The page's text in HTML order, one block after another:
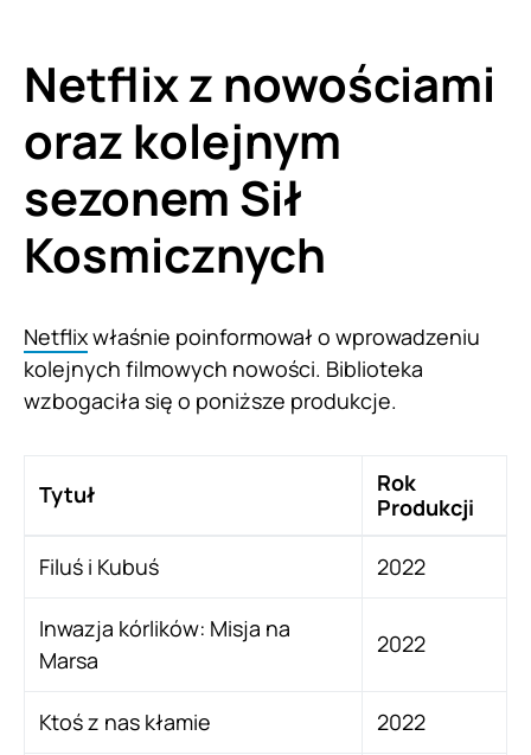
Netflix z nowościami
oraz kolejnym
sezonem Sił
Kosmicznych
Netflixwłaśnie poinformował o wprowadzeniu
kolejnych filmowych nowości. Biblioteka
wzbogaciła się o poniższe produkcje.
Tytuł
Rok
Produkcji
Filuś i Kubuś 2022
Inwazja kórlików: Misja na
Marsa
2022
Ktoś z nas kłamie 2022